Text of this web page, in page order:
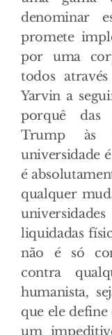
denominar
promete
por uma
todos
Yarvin a
porquê das
Trump às
universidade
é
qualquer
liquidadas
não é só
contra
humanista,
que ele define
um